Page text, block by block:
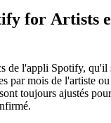
for Artists
de l'appli Spotify, qu'il
par mois de l'artiste
toujours ajustés